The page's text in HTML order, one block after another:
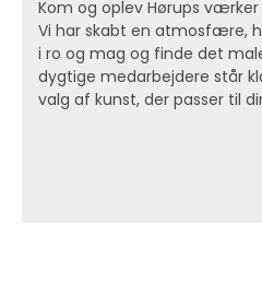
Kom og oplev Hørups værker
Vi har skabt en atmosfære,
i ro og mag og finde det
dygtige medarbejdere står
valg af kunst, der passer til